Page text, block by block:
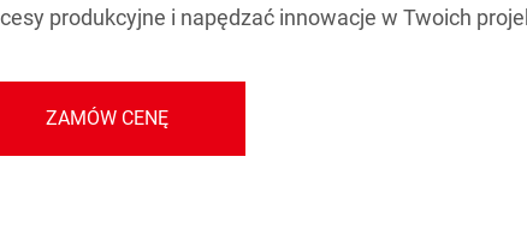
produkcyjne i napędzać innowacje w Twoich
ZAMÓW CENĘ